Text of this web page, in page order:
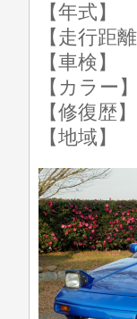
【年式】
【走行距
【車検】
【カラー
【修復歴
【地域】